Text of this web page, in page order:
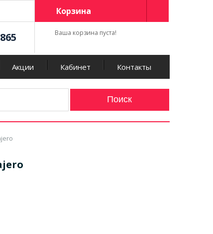
Корзина
Ваша корзина пуста!
Акции Кабинет Контакты